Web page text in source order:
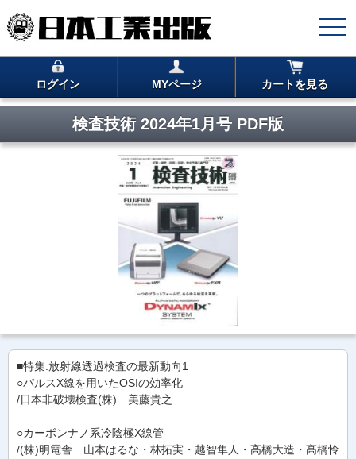
ログイン MYページ カートを見る
検査技術 2024年1月号 PDF版
■特集:放射線透過検査の最新動向1
○パルスX線を用いたOSIの効率化
/日本非破壊検査(株) 美藤貴之
○カーボンナノ系冷陰極X線管
/(株)明電舎 山本はるな・林拓実・越智隼人・高橋大造・髙橋怜